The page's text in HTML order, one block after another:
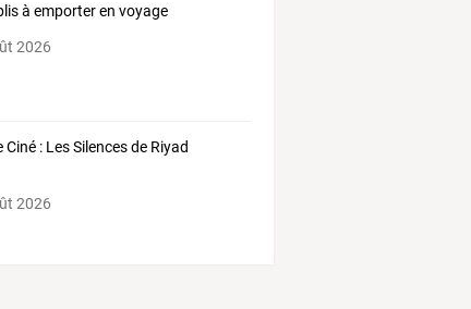
à emporter en voyage
2026
Ciné : Les Silences de Riyad
2026